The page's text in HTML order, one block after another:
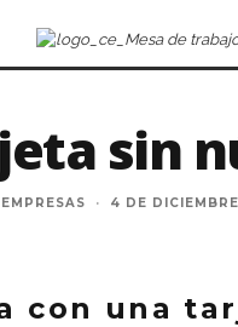
sin
EMPRESAS · 4 DE
con una